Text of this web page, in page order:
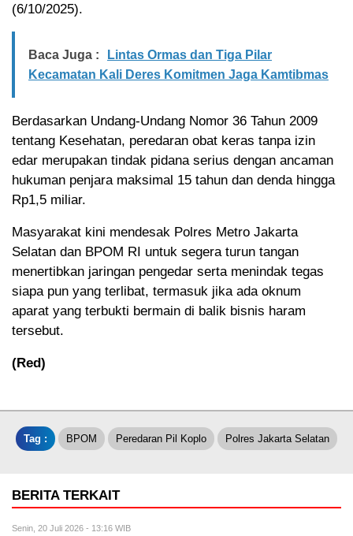
(6/10/2025).
Baca Juga :
Lintas Ormas dan Tiga Pilar
Kecamatan Kali Deres Komitmen Jaga Kamtibmas
Berdasarkan Undang-Undang Nomor 36 Tahun 2009
tentang Kesehatan, peredaran obat keras tanpa izin
edar merupakan tindak pidana serius dengan ancaman
hukuman penjara maksimal 15 tahun dan denda hingga
Rp1,5 miliar.
Masyarakat kini mendesak Polres Metro Jakarta
Selatan dan BPOM RI untuk segera turun tangan
menertibkan jaringan pengedar serta menindak tegas
siapa pun yang terlibat, termasuk jika ada oknum
aparat yang terbukti bermain di balik bisnis haram
tersebut.
(Red)
Tag : BPOM Peredaran Pil Koplo Polres Jakarta Selatan
BERITA TERKAIT
Senin, 20 Juli 2026 - 13:16 WIB